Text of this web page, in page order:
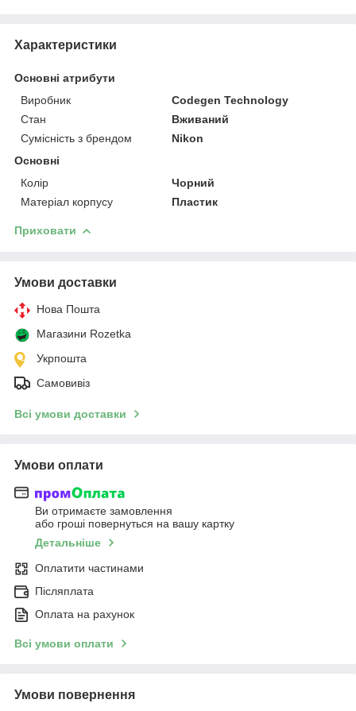
Характеристики
Основні атрибути
Виробник
Codegen Technology
Стан
Вживаний
Сумісність з брендом
Nikon
Основні
Колір
Чорний
Матеріал корпусу
Пластик
Приховати
Умови доставки
Нова Пошта
Магазини Rozetka
Укрпошта
Самовивіз
Всі умови доставки
Умови оплати
Ви отримаєте замовлення
або гроші повернуться на вашу картку
Детальніше
Оплатити частинами
Післяплата
Оплата на рахунок
Всі умови оплати
Умови повернення